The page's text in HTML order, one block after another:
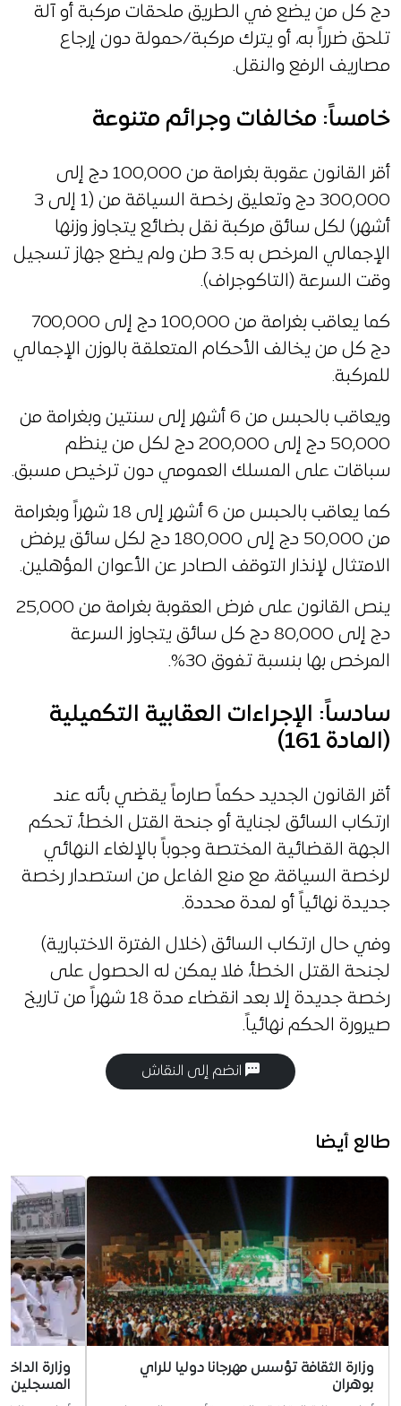
دج كل من يضع في الطريق ملحقات مركبة أو آلة
تلحق ضرراً به، أو يترك مركبة/حمولة دون إرجاع
مصاريف الرفع والنقل.
خامساً: مخالفات وجرائم متنوعة
أقر القانون عقوبة بغرامة من 100,000 دج إلى
300,000 دج وتعليق رخصة السياقة من (1 إلى 3
أشهر) لكل سائق مركبة نقل بضائع يتجاوز وزنها
الإجمالي المرخص به 3.5 طن ولم يضع جهاز تسجيل
وقت السرعة (التاكوجراف).
كما يعاقب بغرامة من 100,000 دج إلى 700,000
دج كل من يخالف الأحكام المتعلقة بالوزن الإجمالي
للمركبة.
ويعاقب بالحبس من 6 أشهر إلى سنتين وبغرامة من
50,000 دج إلى 200,000 دج لكل من ينظم
سباقات على المسلك العمومي دون ترخيص مسبق.
كما يعاقب بالحبس من 6 أشهر إلى 18 شهراً وبغرامة
من 50,000 دج إلى 180,000 دج لكل سائق يرفض
الامتثال لإنذار التوقف الصادر عن الأعوان المؤهلين.
ينص القانون على فرض العقوبة بغرامة من 25,000
دج إلى 80,000 دج كل سائق يتجاوز السرعة
المرخص بها بنسبة تفوق 30%.
سادساً: الإجراءات العقابية التكميلية
(المادة 161)
أقر القانون الجديد حكماً صارماً يقضي بأنه عند
ارتكاب السائق لجناية أو جنحة القتل الخطأ، تحكم
الجهة القضائية المختصة وجوباً بالإلغاء النهائي
لرخصة السياقة، مع منع الفاعل من استصدار رخصة
جديدة نهائياً أو لمدة محددة.
وفي حال ارتكاب السائق (خلال الفترة الاختبارية)
لجنحة القتل الخطأ، فلا يمكن له الحصول على
رخصة جديدة إلا بعد انقضاء مدة 18 شهراً من تاريخ
صيرورة الحكم نهائياً.
انضم إلى النقاش
طالع أيضا
وزارة الثقافة تؤسس مهرجانا دوليا للراي
بوهران
وزارة
المسجلين